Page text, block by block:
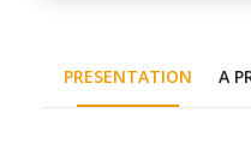
PRESENTATION A